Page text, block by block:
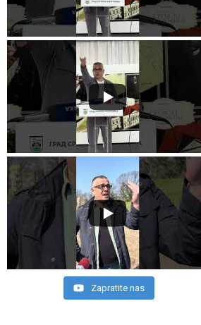
Zapratite nas